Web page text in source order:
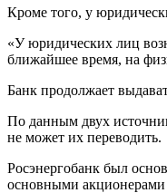
Кроме того, у
«У юридических лиц
ближайшее время, на
Банк продолжает
По данным двух
не может их переводить.
Росэнергобанк был
основными акционерами